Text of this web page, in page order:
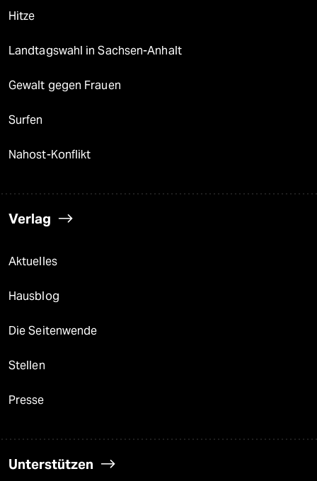
Hitze
Landtagswahl in Sachsen-Anhalt
Gewalt gegen Frauen
Surfen
Nahost-Konflikt
Verlag
Aktuelles
Hausblog
Die Seitenwende
Stellen
Presse
Unterstützen